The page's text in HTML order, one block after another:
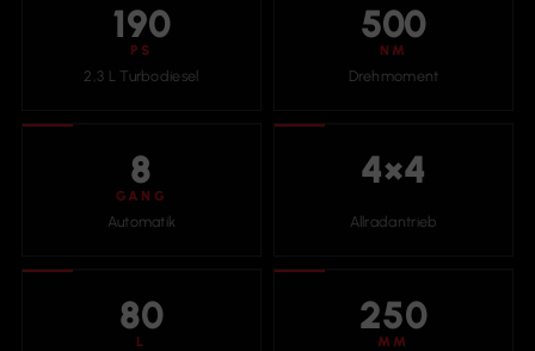
190
PS
2,3 L Turbodiesel
500
NM
Drehmoment
8
GANG
Automatik
4×4
Allradantrieb
80
L
250
MM